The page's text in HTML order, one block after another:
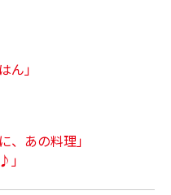
ん」
、あの料理」
」